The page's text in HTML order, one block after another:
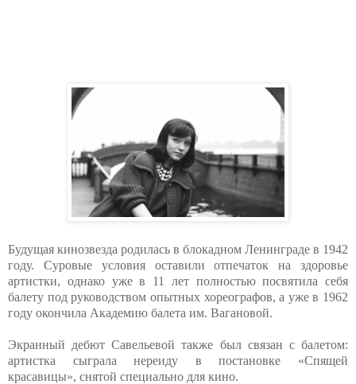
Будущая кинозвезда родилась в блокадном Ленинграде в 1942
году. Суровые условия оставили отпечаток на здоровье
артистки, однако уже в 11 лет полностью посвятила себя
балету под руководством опытных хореографов, а уже в 1962
году окончила Академию балета им. Вагановой.
Экранный дебют Савельевой также был связан с балетом:
артистка сыграла нереиду в постановке «Спящей
красавицы», снятой специально для кино.